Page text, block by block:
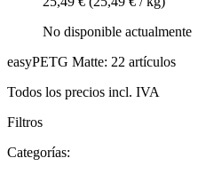
No disponible actualmente
easyPETG Matte: 22 artículos
Todos los precios incl. IVA
Filtros
Categorías: